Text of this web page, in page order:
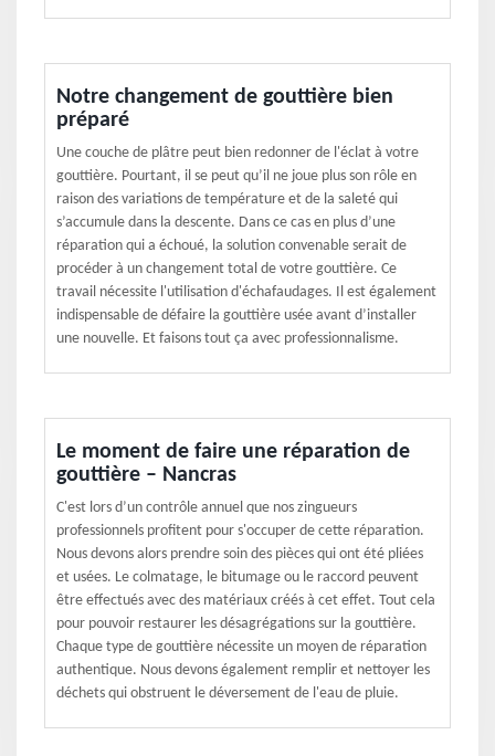
Notre changement de gouttière bien
préparé
Une couche de plâtre peut bien redonner de l'éclat à votre
gouttière. Pourtant, il se peut qu’il ne joue plus son rôle en
raison des variations de température et de la saleté qui
s’accumule dans la descente. Dans ce cas en plus d’une
réparation qui a échoué, la solution convenable serait de
procéder à un changement total de votre gouttière. Ce
travail nécessite l'utilisation d'échafaudages. Il est également
indispensable de défaire la gouttière usée avant d’installer
une nouvelle. Et faisons tout ça avec professionnalisme.
Le moment de faire une réparation de
gouttière – Nancras
C'est lors d’un contrôle annuel que nos zingueurs
professionnels profitent pour s'occuper de cette réparation.
Nous devons alors prendre soin des pièces qui ont été pliées
et usées. Le colmatage, le bitumage ou le raccord peuvent
être effectués avec des matériaux créés à cet effet. Tout cela
pour pouvoir restaurer les désagrégations sur la gouttière.
Chaque type de gouttière nécessite un moyen de réparation
authentique. Nous devons également remplir et nettoyer les
déchets qui obstruent le déversement de l'eau de pluie.